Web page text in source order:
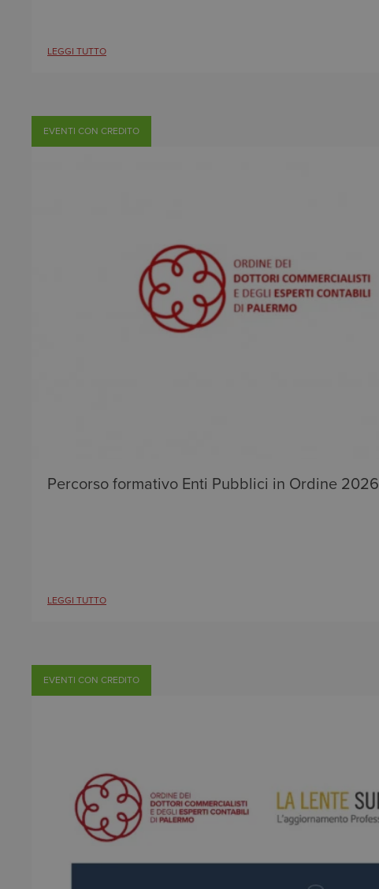
LEGGI TUTTO
EVENTI CON CREDITO
Percorso formativo Enti Pubblici in Ordine 2026
LEGGI TUTTO
EVENTI CON CREDITO